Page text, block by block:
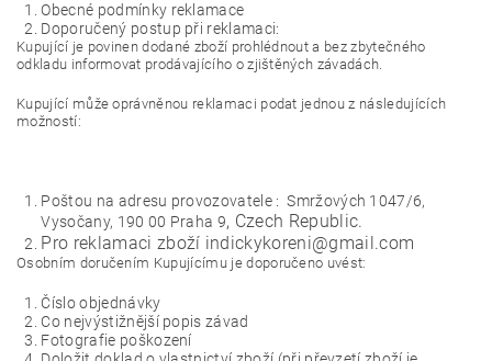
Obecné podmínky reklamace
Doporučený postup při reklamaci:
Kupující je povinen dodané zboží prohlédnout a bez zbytečného
odkladu informovat prodávajícího o zjištěných závadách.
Kupující může oprávněnou reklamaci podat jednou z následujících
možností:
Poštou na adresu provozovatele : Smržových 1047/6,
Vysočany, 190 00 Praha 9, Czech Republic.
Pro reklamaci zboží indickykoreni@gmail.com
Osobním doručením Kupujícímu je doporučeno uvést:
Číslo objednávky
Co nejvýstižnější popis závad
Fotografie poškození